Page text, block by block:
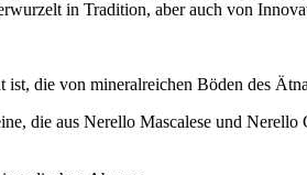
in Tradition, aber auch von
die von mineralreichen Böden des
die aus Nerello Mascalese und Nerello